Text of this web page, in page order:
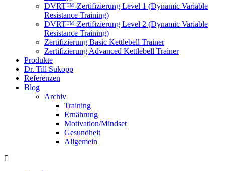
DVRT™-Zertifizierung Level 1 (Dynamic Variable
Resistance Training)
DVRT™-Zertifizierung Level 2 (Dynamic Variable
Resistance Training)
Zertifizierung Basic Kettlebell Trainer
Zertifizierung Advanced Kettlebell Trainer
Produkte
Dr. Till Sukopp
Referenzen
Blog
Archiv
Training
Ernährung
Motivation/Mindset
Gesundheit
Allgemein